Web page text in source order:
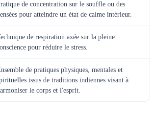
de concentration sur le souffle ou des
pour atteindre un état de calme intérieur.
de respiration axée sur la pleine
pour réduire le stress.
de pratiques physiques, mentales et
issus de traditions indiennes visant à
le corps et l'esprit.